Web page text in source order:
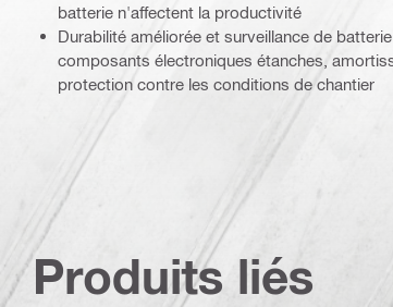
batterie n'affectent la productivité
Durabilité améliorée et surveillance de
composants électroniques étanches,
protection contre les conditions de chantier
Produits liés